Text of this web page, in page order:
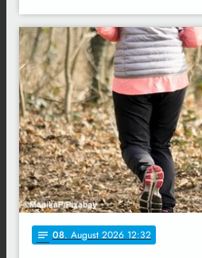
notes 08. August 2026 12:32